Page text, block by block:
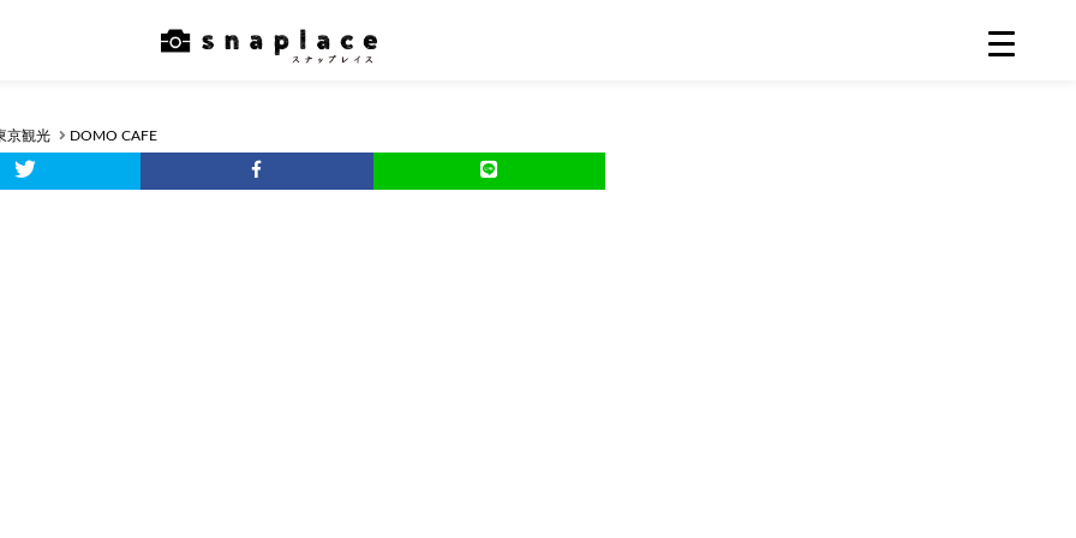
京観光 DOMO CAFE